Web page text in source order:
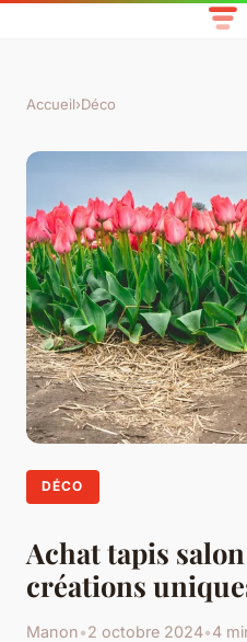
Accueil›Déco
DÉCO
Achat tapis
créations
Manon•2 octobre 2024•4